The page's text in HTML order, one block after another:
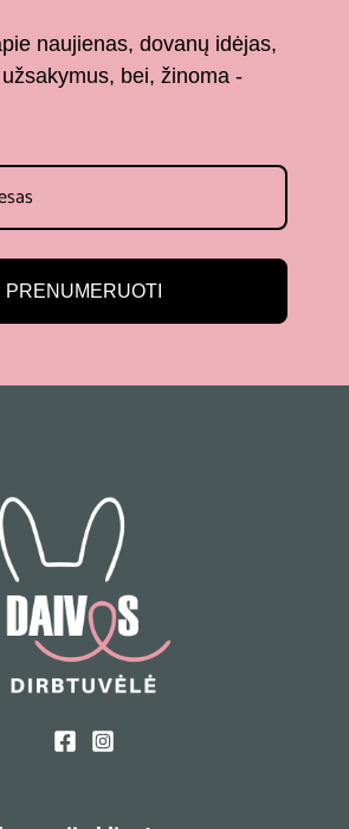
naujienas, dovanų idėjas,
bei, žinoma -
PRENUMERUOTI